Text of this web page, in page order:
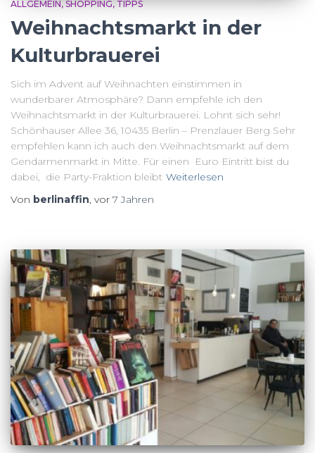
ALLGEMEIN SHOPPING TIPPS
Weihnachtsmarkt in der
Kulturbrauerei
Sich im Advent auf Weihnachten einstimmen in
wunderbarer Atmosphäre? Dann empfehle ich den
Weihnachtsmarkt in der Kulturbrauerei. Lohnt sich sehr!
Schönhauser Allee 36, 10435 Berlin – Prenzlauer Berg Sehr
empfehlen kann ich auch den Weihnachtsmarkt auf dem
Gendarmenmarkt in Mitte. Für einen Euro Eintritt bist du
dabei, die Party-Fraktion bleibt Weiterlesen
Von berlinaffin , vor 7 Jahren